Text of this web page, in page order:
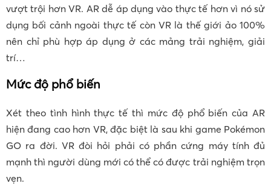
vượt trội hơn VR. AR dễ áp dụng vào thực tế hơn vì nó sử
dụng bối cảnh ngoài thực tế còn VR là thế giới ảo 100%
nên chỉ phù hợp áp dụng ở các mảng trải nghiệm, giải
trí…
Mức độ phổ biến
Xét theo tình hình thực tế thì mức độ phổ biến của AR
hiện đang cao hơn VR, đặc biệt là sau khi game Pokémon
GO ra đời. VR đòi hỏi phải có phần cứng máy tính đủ
mạnh thì người dùng mới có thể có được trải nghiệm trọn
vẹn.